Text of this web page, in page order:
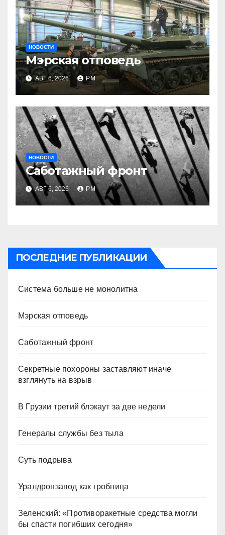
НОВОСТИ
Мэрская отповедь
АВГ 6, 2026 РМ
НОВОСТИ
Саботажный фронт
АВГ 6, 2026 РМ
ПОСЛЕДНИЕ ПУБЛИКАЦИИ
Система больше не монолитна
Мэрская отповедь
Саботажный фронт
Секретные похороны заставляют иначе
взглянуть на взрыв
В Грузии третий блэкаут за две недели
Генералы службы без тыла
Суть подрыва
Уралдронзавод как гробница
Зеленский: «Противоракетные средства могли
бы спасти погибших сегодня»